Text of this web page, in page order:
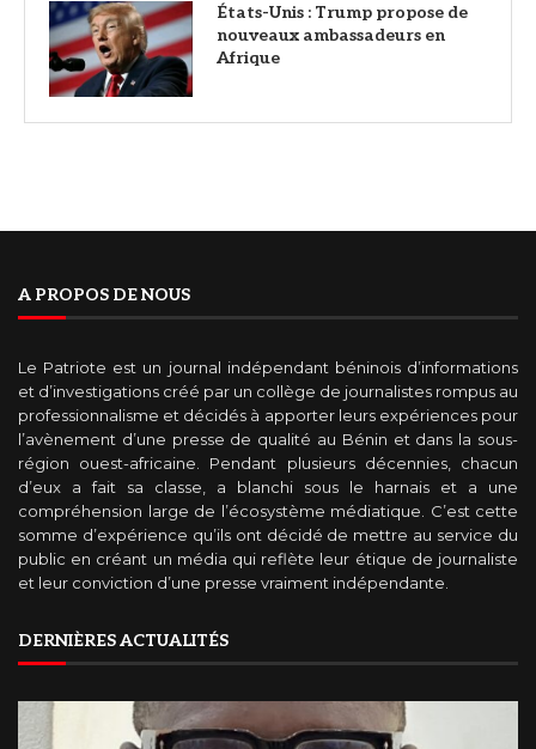
États-Unis : Trump propose de
nouveaux ambassadeurs en
Afrique
A PROPOS DE NOUS
Le Patriote est un journal indépendant béninois d’informations
et d’investigations créé par un collège de journalistes rompus au
professionnalisme et décidés à apporter leurs expériences pour
l’avènement d’une presse de qualité au Bénin et dans la sous-
région ouest-africaine. Pendant plusieurs décennies, chacun
d’eux a fait sa classe, a blanchi sous le harnais et a une
compréhension large de l’écosystème médiatique. C’est cette
somme d’expérience qu’ils ont décidé de mettre au service du
public en créant un média qui reflète leur étique de journaliste
et leur conviction d’une presse vraiment indépendante.
DERNIÈRES ACTUALITÉS